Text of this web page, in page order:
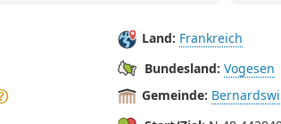
Land: Frankreich
Bundesland: Vogesen
Gemeinde: